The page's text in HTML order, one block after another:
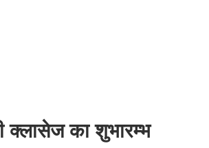
क्लासेज का शुभारम्भ